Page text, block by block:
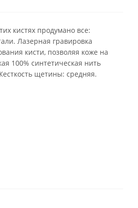
кистях продумано все:
Лазерная гравировка
кисти, позволяя коже на
100% синтетическая нить
щетины: средняя.